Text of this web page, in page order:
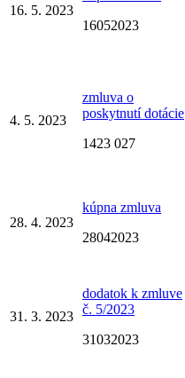
16. 5. 2023
16052023
4. 5. 2023
zmluva o
poskytnutí dotácie
1423 027
28. 4. 2023
kúpna zmluva
28042023
31. 3. 2023
dodatok k zmluve
č. 5/2023
31032023